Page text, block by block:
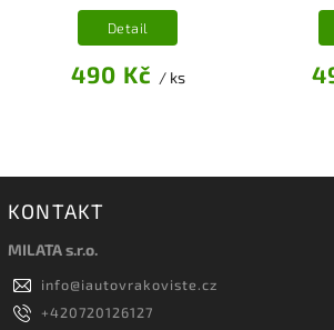
490 Kč / ks
Detail
KONTAKT
MILATA s.r.o.
info@iautovrakoviste.cz
+420720126127